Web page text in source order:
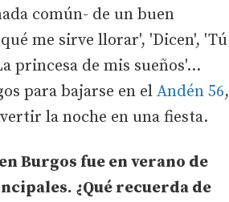
común- de un buen
me sirve llorar', 'Dicen', 'Tú
princesa de mis sueños'...
para bajarse en el Andén 56,
la noche en una fiesta.
Burgos fue en verano de
¿Qué recuerda de